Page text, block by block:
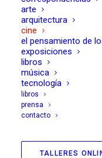
arte
arquitectura
cine
el pensamiento de
exposiciones
libros
música
tecnología
libros
prensa
contacto
TALLERES
Dayton
2006)
15/11/2006
Juntar a Proust con